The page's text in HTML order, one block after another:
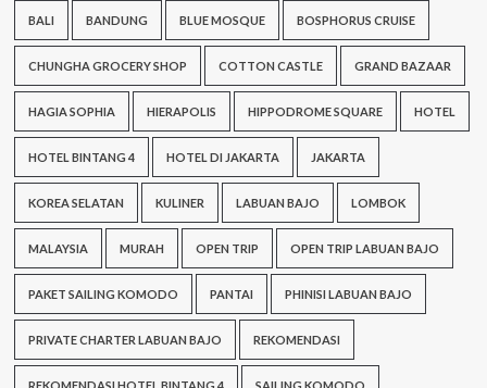
BALI BANDUNG BLUE MOSQUE BOSPHORUS CRUISE
CHUNGHA GROCERY SHOP COTTON CASTLE GRAND BAZAAR
HAGIA SOPHIA HIERAPOLIS HIPPODROME SQUARE HOTEL
HOTEL BINTANG 4 HOTEL DI JAKARTA JAKARTA
KOREA SELATAN KULINER LABUAN BAJO LOMBOK
MALAYSIA MURAH OPEN TRIP OPEN TRIP LABUAN BAJO
PAKET SAILING KOMODO PANTAI PHINISI LABUAN BAJO
PRIVATE CHARTER LABUAN BAJO REKOMENDASI